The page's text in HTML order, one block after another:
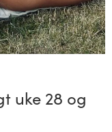
uke 28 og